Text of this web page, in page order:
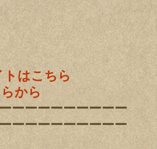
トはこちら
から
ーーーーーーーーー
ーーーーーーーーー